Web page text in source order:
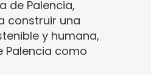
de Palencia,
construir una
y humana,
Palencia como